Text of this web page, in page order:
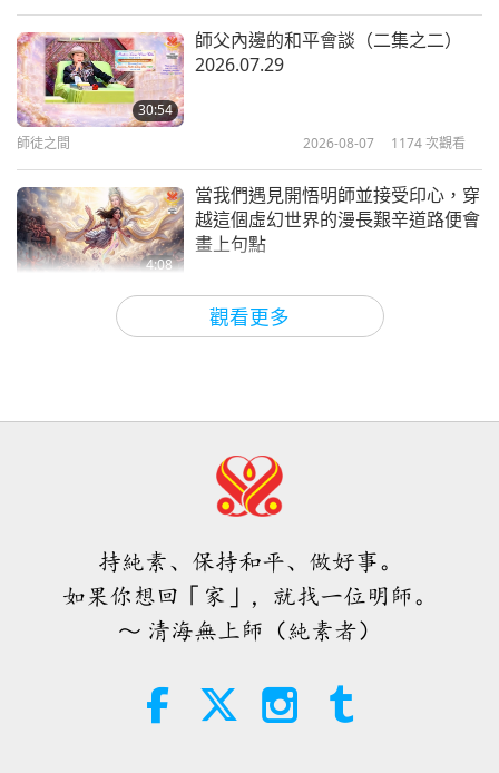
不想放手，它們想要報復。（是，師父。）它們真的
想毀滅美國。我會盡全力守護美國的。（謝謝師
父。）不管川普先生在職與否，我仍將繼續盡力並為
你們的國家祈禱。（非常感謝師父。）（謝謝師
父。）我沒有任何政治影響力，你們都知道，我仰賴
天堂施以援手。
天堂甚至說那是欺詐。天堂甚至告訴我，川普順利勝
我也知道這一點。大約有八千五百萬選票投給
他，（噢。）（哇。）很明顯。我認為所有人都知
師父。）從未有什麼成就。第三次，他的選票怎麼會
突然達到八千萬張。（是，師父。）這麼多年來，任
職時間長達四十多年，四十七、八年，並未做太多的
工作。他一生的政治生涯長達八十多年，至少七十八
年，我並未聽說他做了很多。（是，師父。）像其他
選總統，前兩次什麼也沒有。沒有什麼成就，第三次
參選就獲得八千萬張選票。沒人會相信，你們了解我
內在一切彰顯於外（四集之一）
3:43
新冠肺炎病毒的祕密 2020.11.02
2020-11-04
29:33
2020-10-18
和平為侍奉大眾之本（十集之一）
2020.09.16
觀看更多
30:54
師父內邊的和平會談（二集之二）
2026.07.29
師徒之間 2026-08-07 1174次觀看
4:08
當我們遇見開悟明師並接受印心，穿
越這個虛幻世界的漫長艱辛道路便會
畫上句點
2026-08-06
35:06
21:43
伊斯蘭的水資源道德觀：摘自《聖
智慧之語 2026-08-06 395
19:47
世界播下種子（二集之一）
持純素、保持和平、做好事。
如果你想回「家」，就找一位明師。
～ 清海無上師（純素者）